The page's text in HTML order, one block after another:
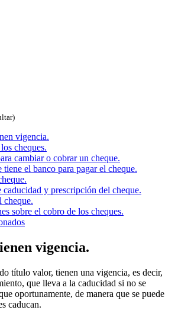
vigencia.
cheques.
cambiar o cobrar un cheque.
tiene el banco para pagar el cheque.
y prescripción del cheque.
cheque.
sobre el cobro de los cheques.
vigencia.
título valor, tienen una vigencia, es decir,
que lleva a la caducidad si no se
oportunamente, de manera que se puede
caducan.